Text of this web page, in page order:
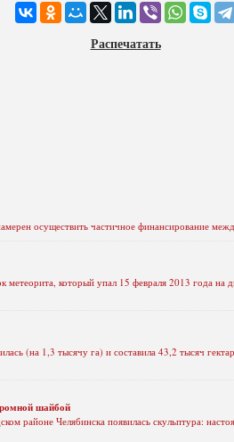
Распечатать
осуществить частичное финансирование
метеорита, который упал 15 февраля 2013 года
(на 1,3 тысячу га) и составила 43,2 тысяч
шайбой
районе Челябинска появилась скульптура: